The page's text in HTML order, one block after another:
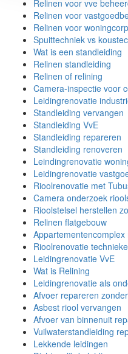
Relinen voor vve
Relinen voor
Relinen voor
Spuittechniek vs
Wat is een standleiding
Relinen standleiding
Relinen of relining
Camera-inspectie voor
Leidingrenovatie
Standleiding vervangen
Standleiding VvE
Standleiding repareren
Standleiding renoveren
Leindingrenovatie
Leidingrenovatie
Rioolrenovatie met
Camera onderzoek
Rioolstelsel herstellen
Relinen flatgebouw
Rioolrenovatie
Leidingrenovatie VvE
Wat is Relining
Leidingrenovatie als
Afvoer repareren
Asbest riool vervangen
Afvoer van binnenuit
Vuilwaterstandleiding
Lekkende leidingen